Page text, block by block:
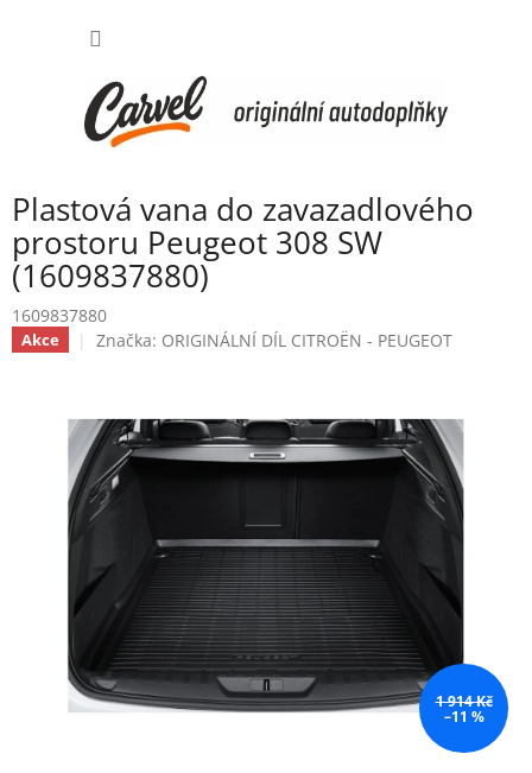
Plastová vana do zavazadlového
prostoru Peugeot 308 SW
(1609837880)
1609837880
Akce Značka: ORIGINÁLNÍ DÍL CITROËN - PEUGEOT
1 914 Kč
–11 %